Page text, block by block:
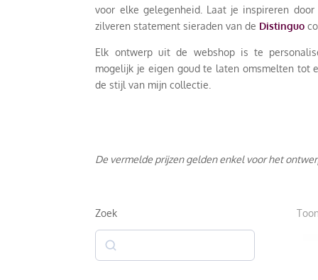
voor elke gelegenheid. Laat je inspireren door
zilveren statement sieraden van de Distinguo
Elk ontwerp uit de webshop is te
mogelijk je eigen goud te laten omsmelten tot
de stijl van mijn collectie.
De vermelde prijzen gelden enkel voor het
Zoek
Zoek